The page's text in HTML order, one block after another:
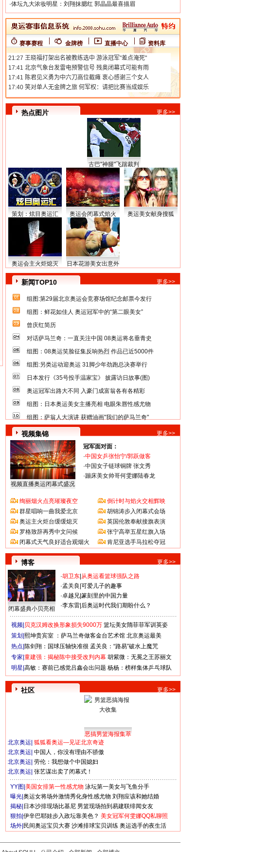
·体坛九大浓妆明星：刘翔抹腮红 郭晶晶最喜描眉
赛事赛程 金牌榜 直播中心 资料库
热点图片 更多>>
古巴"神腿"飞踹裁判
策划：炫目奥运汇 奥运会闭幕式焰火 奥运美女献身搜狐
奥运会主火炬熄灭 日本花游美女出意外
新闻TOP10 更多>>
组图:第29届北京奥运会竞赛场馆纪念邮票今发行
组图：鲜花如佳人 奥运冠军中的“第二眼美女”
曾庆红简历
对话萨马兰奇：一直关注中国 08奥运将名垂青史
组图：08奥运笑脸征集反响热烈 作品已近5000件
组图:另类运动迎奥运 31脚少年劲跑总决赛举行
日本发行《35号投手温家宝》 披露访日故事(图)
奥运冠军出路大不同 入豪门成富翁各有各精彩
组图：日本奥运美女主播亮相 电眼朱唇性感尤物
组图：萨翁人大演讲 获赠油画"我们的萨马兰奇"
视频集锦 更多>>
视频直播奥运闭幕式盛况
冠军面对面：
·中国女乒张怡宁/郭跃做客
·中国女子链球铜牌 张文秀
·蹦床美女帅哥何雯娜陆春龙
绚丽烟火点亮璀璨夜空
群星唱响一曲我爱北京
奥运主火炬台缓缓熄灭
罗格致辞再秀中文问候
闭幕式天气良好适合观烟火
倒计时与焰火交相辉映
胡锦涛步入闭幕式会场
英国伦敦奉献接旗表演
张宁高举五星红旗入场
肯尼亚选手马拉松夺冠
博客 更多>>
闭幕盛典小贝亮相
·胡卫东 从奥运看篮球强队之路
·孟关良 可爱儿子的趣事
·卓越兄 篆刻里的中国力量
·李东雷 后奥运时代我们期盼什么？
视频| 贝克汉姆改换形象损失9000万 篮坛美女隋菲菲军训英姿
策划| 熙坤贵宾室 ：萨马兰奇做客金台艺术馆 北京奥运最美
热点| 陈剑翔：国球压轴快准很 孟关良：“路易”破水上魔咒
专家| 童建强：揭秘陈中接受改判内幕 胡紫微：无冕之王苏丽文
明星| 高敏：赛前已感觉吕鑫会出问题 杨杨：榜样集体乒乓球队
社区 更多>>
恶搞男篮海报集萃
北京奥运 狐狐看奥运—见证北京奇迹
北京奥运 中国人，你没有理由不骄傲
北京奥运 劳伦：我想做个中国媳妇
北京奥运 张艺谋出卖了闭幕式！
YY图| 美国女排第一性感尤物 泳坛第一美女与飞鱼分手
曝光| 奥运女将场外激情秀化身性感尤物 刘翔应该和她结婚
揭秘| 日本沙排现场比基尼 男篮现场拍到易建联绯闻女友
狠拍| 伊辛巴耶娃步入政坛靠美色？ 美女冠军何雯娜QQ私聊照
场外| 民间奥运宝贝大赛 沙滩排球宝贝训练 奥运选手的夜生活